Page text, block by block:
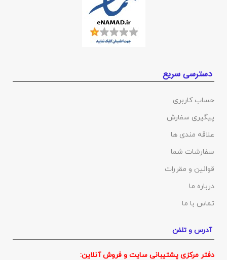
دسترسی سریع
حساب کاربری
پیگیری سفارش
علاقه مندی ها
سفارشات شما
قوانین و مقررات
درباره ما
تماس با ما
آدرس و تلفن
دفتر مرکزی پشتیبانی سایت و فروش آنلاین: